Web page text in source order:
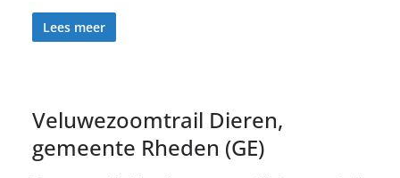
Lees meer
Veluwezoomtrail Dieren,
gemeente Rheden (GE)